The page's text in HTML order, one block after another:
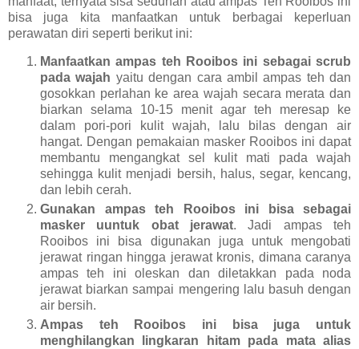
bisa juga kita manfaatkan untuk berbagai keperluan
perawatan diri seperti berikut ini:
Manfaatkan ampas teh Rooibos ini sebagai scrub
pada wajah yaitu dengan cara ambil ampas teh dan
gosokkan perlahan ke area wajah secara merata dan
biarkan selama 10-15 menit agar teh meresap ke
dalam pori-pori kulit wajah, lalu bilas dengan air
hangat. Dengan pemakaian masker Rooibos ini dapat
membantu mengangkat sel kulit mati pada wajah
sehingga kulit menjadi bersih, halus, segar, kencang,
dan lebih cerah.
Gunakan ampas teh Rooibos ini bisa sebagai
masker uuntuk obat jerawat. Jadi ampas teh
Rooibos ini bisa digunakan juga untuk mengobati
jerawat ringan hingga jerawat kronis, dimana caranya
ampas teh ini oleskan dan diletakkan pada noda
jerawat biarkan sampai mengering lalu basuh dengan
air bersih.
Ampas teh Rooibos ini bisa juga untuk
menghilangkan lingkaran hitam pada mata alias